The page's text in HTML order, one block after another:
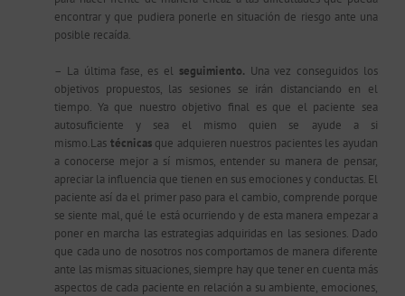
encontrar y que pudiera ponerle en situación de riesgo ante una
posible recaída.
– La última fase, es el seguimiento. Una vez conseguidos los
objetivos propuestos, las sesiones se irán distanciando en el
tiempo. Ya que nuestro objetivo final es que el paciente sea
autosuficiente y sea el mismo quien se ayude a si
mismo.Las técnicasque adquieren nuestros pacientes les ayudan
a conocerse mejor a sí mismos, entender su manera de pensar,
apreciar la influencia que tienen en sus emociones y conductas. El
paciente así da el primer paso para el cambio, comprende porque
se siente mal, qué le está ocurriendo y de esta manera empezar a
poner en marcha las estrategias adquiridas en las sesiones. Dado
que cada uno de nosotros nos comportamos de manera diferente
ante las mismas situaciones, siempre hay que tener en cuenta más
aspectos de cada paciente en relación a su ambiente, emociones,